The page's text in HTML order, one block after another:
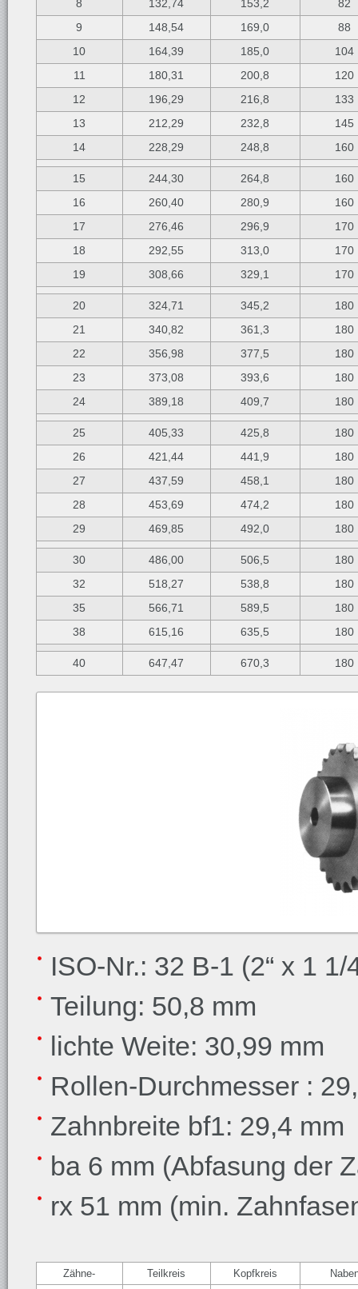
8 132,74 153,2
82
9
148,54 169,0
88
10
164,39 185,0
104
11
180,31 200,8
120
12
196,29 216,8
133
13
212,29 232,8
145
14
228,29 248,8 160
15 244,30 264,8
160
16
260,40 280,9
160
17
276,46 296,9
170
18
292,55 313,0
170
19
308,66 329,1 170
20 324,71 345,2
180
21
340,82 361,3
180
22
356,98 377,5
180
23
373,08 393,6
180
24
389,18 409,7 180
25 405,33 425,8
180
26
421,44 441,9
180
27
437,59 458,1
180
28
453,69 474,2
180
29
469,85 492,0 180
30 486,00 506,5
180
32
518,27 538,8
180
35
566,71 589,5
180
38
615,16 635,5 180
40 647,47 670,3 180
ISO-Nr.: 32 B-1 (2“ x 1 1/
Teilung: 50,8 mm
lichte Weite: 30,99 mm
Rollen-Durchmesser :
Zahnbreite bf1: 29,4 mm
ba 6 mm (Abfasung der
rx 51 mm (min.
Zähne- Teilkreis Kopfkreis